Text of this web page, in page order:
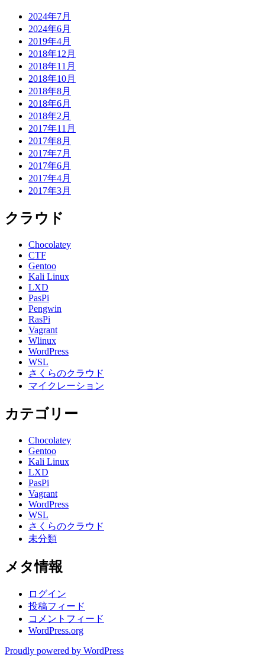
2024年7月
2024年6月
2019年4月
2018年12月
2018年11月
2018年10月
2018年8月
2018年6月
2018年2月
2017年11月
2017年8月
2017年7月
2017年6月
2017年4月
2017年3月
クラウド
Chocolatey
CTF
Gentoo
Kali Linux
LXD
PasPi
Pengwin
RasPi
Vagrant
Wlinux
WordPress
WSL
さくらのクラウド
マイクレーション
カテゴリー
Chocolatey
Gentoo
Kali Linux
LXD
PasPi
Vagrant
WordPress
WSL
さくらのクラウド
未分類
メタ情報
ログイン
投稿フィード
コメントフィード
WordPress.org
Proudly powered by WordPress